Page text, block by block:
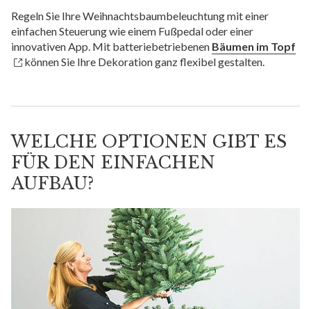
Regeln Sie Ihre Weihnachtsbaumbeleuchtung mit einer
einfachen Steuerung wie einem Fußpedal oder einer
innovativen App. Mit batteriebetriebenen Bäumen im Topf
können Sie Ihre Dekoration ganz flexibel gestalten.
WELCHE OPTIONEN GIBT ES
FÜR DEN EINFACHEN
AUFBAU?